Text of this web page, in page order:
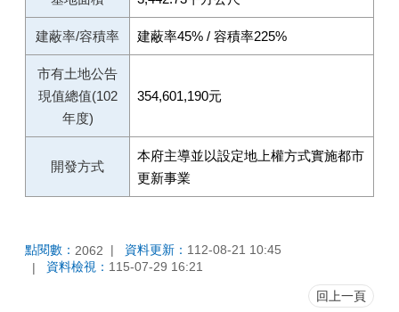
建蔽率/容積率 建蔽率45% / 容積率225%
市有土地公告
現值總值(102
年度)
354,601,190元
開發方式
本府主導並以設定地上權方式實施都市
更新事業
點閱數： 2062 資料更新： 112-08-21 10:45
資料檢視： 115-07-29 16:21
回上一頁